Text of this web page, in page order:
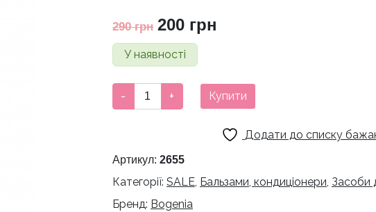
290грн Оригінальна
ціна:
200 грн
У наявності
Кондиціонер
з
оцету
кількість
- + Купити
Додати до списку
Артикул: 2655
Категорії: SALE, Бальзами, кондиціонери, Засоби
Бренд: Bogenia